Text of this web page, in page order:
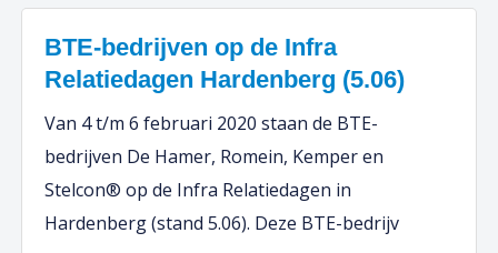
BTE-bedrijven op de Infra
Relatiedagen Hardenberg (5.06)
Van 4 t/m 6 februari 2020 staan de BTE-
bedrijven De Hamer, Romein, Kemper en
Stelcon® op de Infra Relatiedagen in
Hardenberg (stand 5.06). Deze BTE-bedrijv